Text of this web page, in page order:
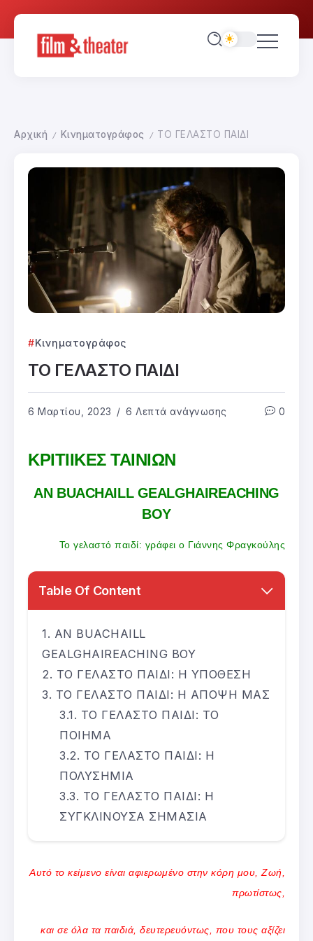
Αρχική / Κινηματογράφος / ΤΟ ΓΕΛΑΣΤΟ ΠΑΙΔΙ
Κινηματογράφος
ΤΟ ΓΕΛΑΣΤΟ ΠΑΙΔΙ
6 Μαρτίου, 2023 6 Λεπτά ανάγνωσης 0
ΚΡΙΤΙΙΚΕΣ ΤΑΙΝΙΩΝ
AN BUACHAILL GEALGHAIREACHING
BOY
Το γελαστό παιδί: γράφει ο Γιάννης Φραγκούλης
Table Of Content
AN BUACHAILL
GEALGHAIREACHING BOY
ΤΟ ΓΕΛΑΣΤΟ ΠΑΙΔΙ: Η ΥΠΟΘΕΣΗ
ΤΟ ΓΕΛΑΣΤΟ ΠΑΙΔΙ: Η ΑΠΟΨΗ ΜΑΣ
ΤΟ ΓΕΛΑΣΤΟ ΠΑΙΔΙ: ΤΟ
ΠΟΙΗΜΑ
ΤΟ ΓΕΛΑΣΤΟ ΠΑΙΔΙ: Η
ΠΟΛΥΣΗΜΙΑ
ΤΟ ΓΕΛΑΣΤΟ ΠΑΙΔΙ: Η
ΣΥΓΚΛΙΝΟΥΣΑ ΣΗΜΑΣΙΑ
Αυτό το κείμενο είναι αφιερωμένο στην κόρη μου, Ζωή,
πρωτίστως,
και σε όλα τα παιδιά, δευτερευόντως, που τους αξίζει